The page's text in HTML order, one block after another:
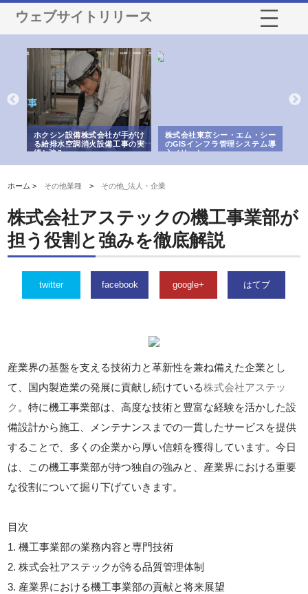
ウェブサイトリリース
ホクシン設備株式会社が手がけ
る給排水空調消火設備工事の実
績と強み
株式会社東京シー・エム・シー
のGISインフラ管理システム導
入メリット
ホーム > その他業種 > その他_法人・企業
株式会社アステックの機工事業部が
担う役割と強みを徹底解説
twitter facebook google+ はてブ
産業界の基盤を支える技術力と革新性を兼ね備えた企業とし
て、国内製造業の発展に貢献し続けている株式会社アステッ
ク 。特に機工事業部は、高度な技術と豊富な経験を活かした設
備設計から施工、メンテナンスまでの一貫したサービスを提供
することで、多くの企業から厚い信頼を獲得しています。今日
は、この機工事業部が持つ独自の強みと、産業界における重要
な役割について掘り下げていきます。
目次
1. 機工事業部の業務内容と専門技術
2. 株式会社アステックが誇る品質管理体制
3. 産業界における機工事業部の貢献と将来展望